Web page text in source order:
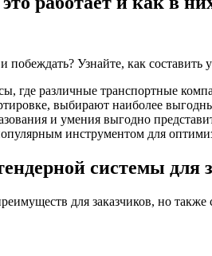
и побеждать? Узнайте, как
где различные транспортные
выбирают наиболее
и умения выгодно
инструментом для
системы для
для заказчиков, но